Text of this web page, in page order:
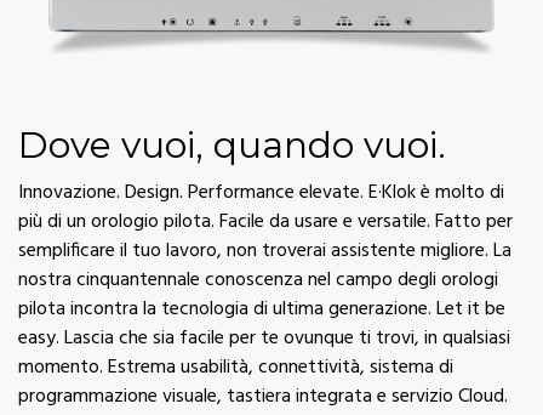
Dove vuoi, quando vuoi.
Innovazione. Design. Performance elevate. E·Klok è molto di
più di un orologio pilota. Facile da usare e versatile. Fatto per
semplificare il tuo lavoro, non troverai assistente migliore. La
nostra cinquantennale conoscenza nel campo degli orologi
pilota incontra la tecnologia di ultima generazione. Let it be
easy. Lascia che sia facile per te ovunque ti trovi, in qualsiasi
momento. Estrema usabilità, connettività, sistema di
programmazione visuale, tastiera integrata e servizio Cloud.